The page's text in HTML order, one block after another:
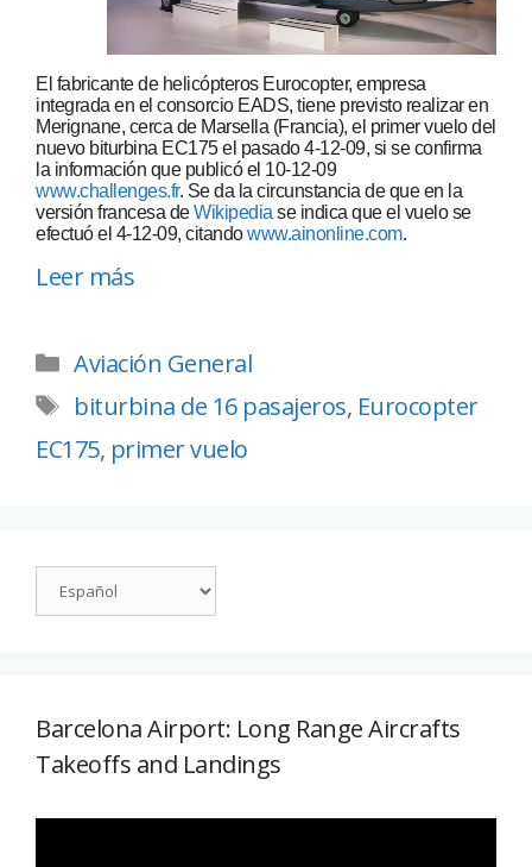
El fabricante de helicópteros Eurocopter, empresa
integrada en el consorcio EADS, tiene previsto realizar en
Merignane, cerca de Marsella (Francia), el primer vuelo del
nuevo biturbina EC175 el pasado 4-12-09, si se confirma
la información que publicó el 10-12-09
www.challenges.fr. Se da la circunstancia de que en la
versión francesa deWikipedia se indica que el vuelo se
efectuó el 4-12-09, citandowww.ainonline.com.
Leer más
Aviación General
biturbina de 16 pasajeros, Eurocopter
EC175, primer vuelo
Barcelona Airport: Long Range Aircrafts
Takeoffs and Landings